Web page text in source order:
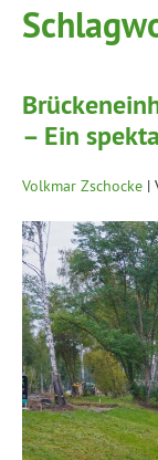
– Ein
Volkmar Zschocke |